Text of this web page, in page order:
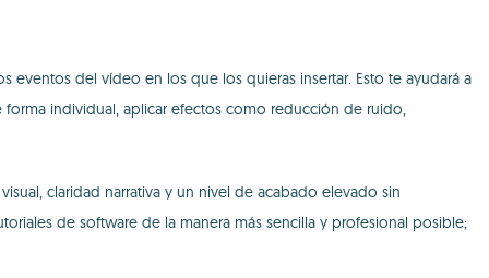
eventos del vídeo en los que los quieras insertar. Esto te ayudará a
individual, aplicar efectos como reducción de ruido,
claridad narrativa y un nivel de acabado elevado sin
de software de la manera más sencilla y profesional posible;